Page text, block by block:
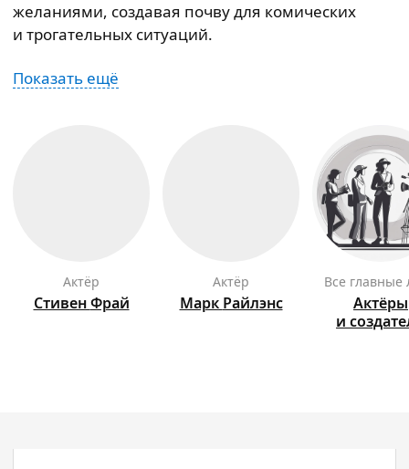
желаниями, создавая почву для комических
и трогательных ситуаций.
Показать ещё
актёр
СтивенФрай
актёр
Марк Райлэнс
Все
Актёры
и